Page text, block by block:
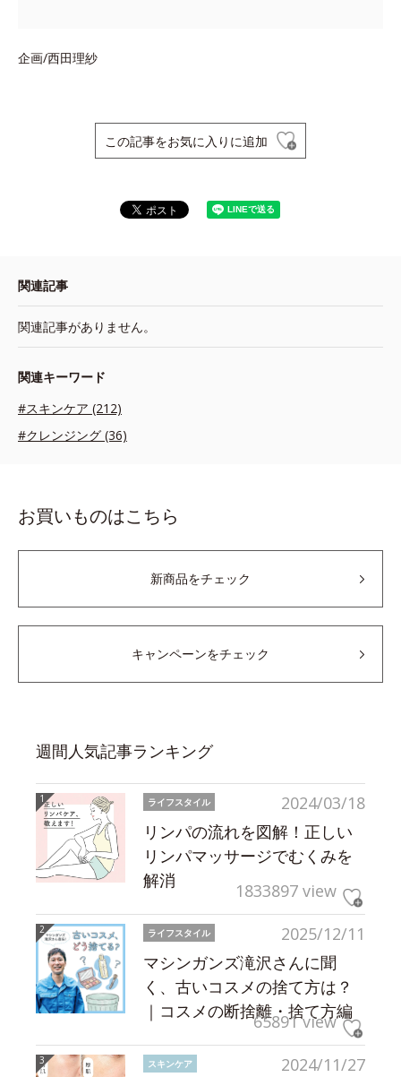
企画/西田理紗
この記事をお気に入りに追加
関連記事
関連記事がありません。
関連キーワード
#スキンケア (212)
#クレンジング (36)
お買いものはこちら
新商品をチェック
キャンペーンをチェック
週間人気記事ランキング
2024/03/18
ライフスタイル
リンパの流れを図解！正しい
リンパマッサージでむくみを
解消
1833897 view
2025/12/11
ライフスタイル
マシンガンズ滝沢さんに聞
く、古いコスメの捨て方は？
｜コスメの断捨離・捨て方編
65891 view
2024/11/27
スキンケア